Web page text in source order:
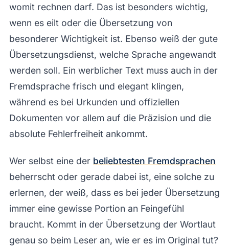
womit rechnen darf. Das ist besonders wichtig,
wenn es eilt oder die Übersetzung von
besonderer Wichtigkeit ist. Ebenso weiß der gute
Übersetzungsdienst, welche Sprache angewandt
werden soll. Ein werblicher Text muss auch in der
Fremdsprache frisch und elegant klingen,
während es bei Urkunden und offiziellen
Dokumenten vor allem auf die Präzision und die
absolute Fehlerfreiheit ankommt.
Wer selbst eine der beliebtesten Fremdsprachen
beherrscht oder gerade dabei ist, eine solche zu
erlernen, der weiß, dass es bei jeder Übersetzung
immer eine gewisse Portion an Feingefühl
braucht. Kommt in der Übersetzung der Wortlaut
genau so beim Leser an, wie er es im Original tut?